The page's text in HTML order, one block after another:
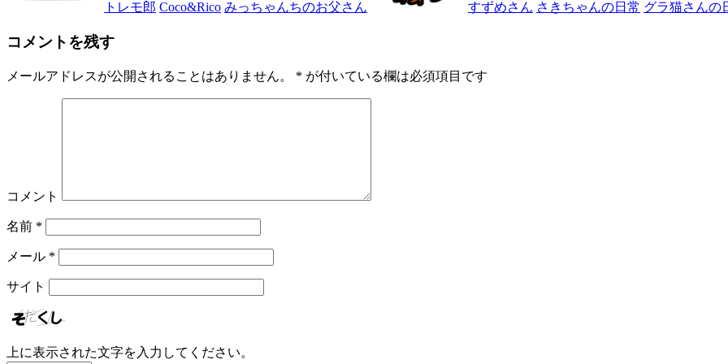
トレモ郎 Coco&Rico みっちゃんちのお父さん すずめさん さきちゃんの日常 グラ猫さんの
コメントを残す
メールアドレスが公開されることはありません。 * が付いている欄は必須項目です
コメント
名前 *
メール *
サイト
上に表示された文字を入力してください。